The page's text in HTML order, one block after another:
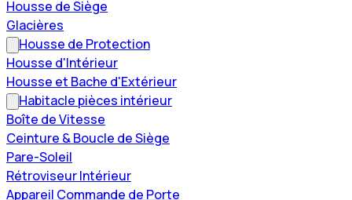
Housse de Siège
Glacières
Housse de Protection
Housse d'Intérieur
Housse et Bache d'Extérieur
Habitacle pièces intérieur
Boîte de Vitesse
Ceinture & Boucle de Siège
Pare-Soleil
Rétroviseur Intérieur
Appareil Commande de Porte